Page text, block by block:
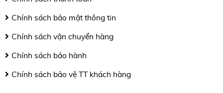
Chính sách bảo mật thông tin
Chính sách vận chuyển hàng
Chính sách bảo hành
Chính sách bảo vệ TT khách hàng